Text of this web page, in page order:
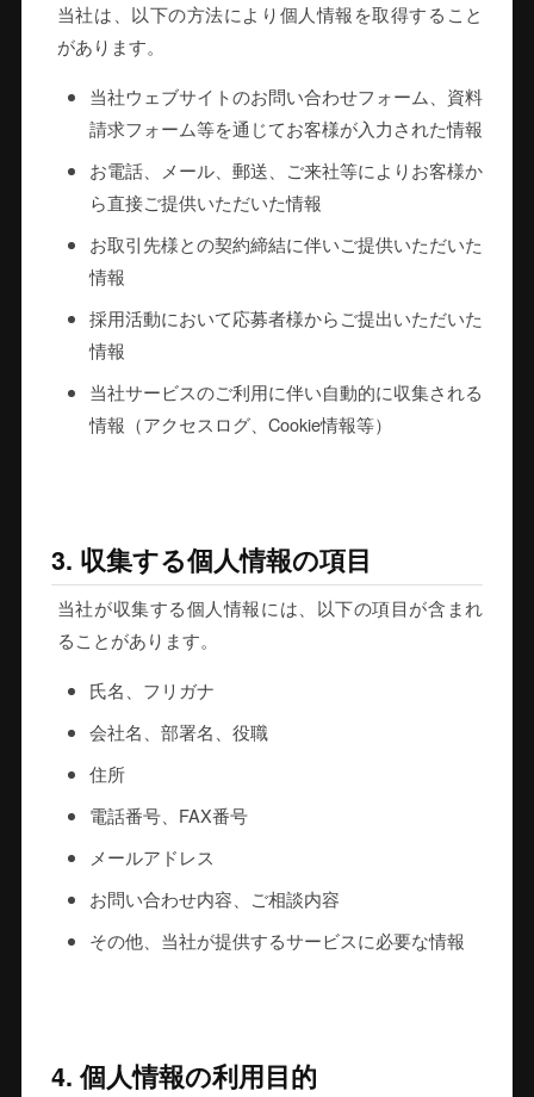
当社は、以下の方法により個人情報を取得すること
があります。
当社ウェブサイトのお問い合わせフォーム、資料
請求フォーム等を通じてお客様が入力された情報
お電話、メール、郵送、ご来社等によりお客様か
ら直接ご提供いただいた情報
お取引先様との契約締結に伴いご提供いただいた
情報
採用活動において応募者様からご提出いただいた
情報
当社サービスのご利用に伴い自動的に収集される
情報（アクセスログ、Cookie情報等）
3. 収集する個人情報の項目
当社が収集する個人情報には、以下の項目が含まれ
ることがあります。
氏名、フリガナ
会社名、部署名、役職
住所
電話番号、FAX番号
メールアドレス
お問い合わせ内容、ご相談内容
その他、当社が提供するサービスに必要な情報
4. 個人情報の利用目的